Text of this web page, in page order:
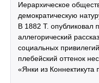
Иерархическое
демократическую
В 1882 Т. опубликовал
аллегорический
социальных
плебейский оттенок
«Янки из Коннектикута